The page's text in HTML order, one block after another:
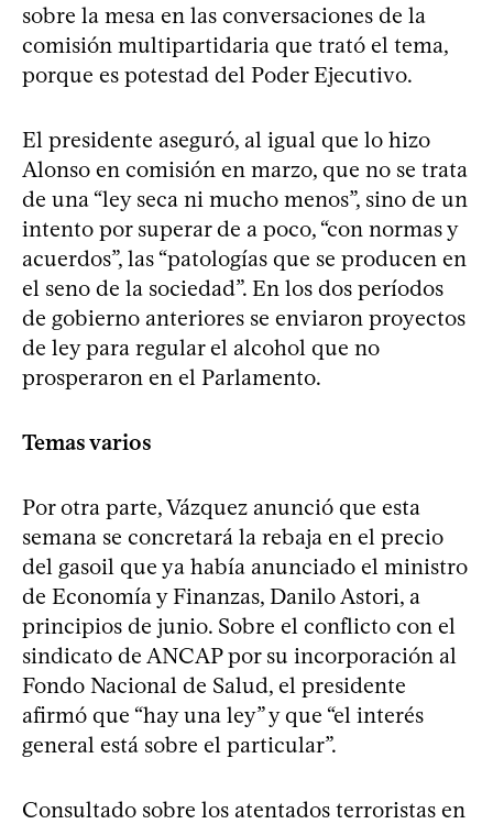
sobre la mesa en las conversaciones de la
comisión multipartidaria que trató el tema,
porque es potestad del Poder Ejecutivo.
El presidente aseguró, al igual que lo hizo
Alonso en comisión en marzo, que no se trata
de una “ley seca ni mucho menos”, sino de un
intento por superar de a poco, “con normas y
acuerdos”, las “patologías que se producen en
el seno de la sociedad”. En los dos períodos
de gobierno anteriores se enviaron proyectos
de ley para regular el alcohol que no
prosperaron en el Parlamento.
Temas varios
Por otra parte, Vázquez anunció que esta
semana se concretará la rebaja en el precio
del gasoil que ya había anunciado el ministro
de Economía y Finanzas, Danilo Astori, a
principios de junio. Sobre el conflicto con el
sindicato de ANCAP por su incorporación al
Fondo Nacional de Salud, el presidente
afirmó que “hay una ley” y que “el interés
general está sobre el particular”.
Consultado sobre los atentados terroristas en